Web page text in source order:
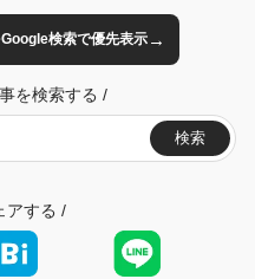
検索で優先表示→
を検索する /
検索
アする /